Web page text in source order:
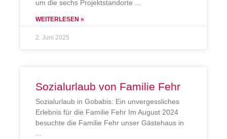
um die sechs Projektstandorte
WEITERLESEN »
2. Juni 2025
Sozialurlaub von Familie Fehr
Sozialurlaub in Gobabis: Ein unvergessliches
Erlebnis für die Familie Fehr Im August 2024
besuchte die Familie Fehr unser Gästehaus in